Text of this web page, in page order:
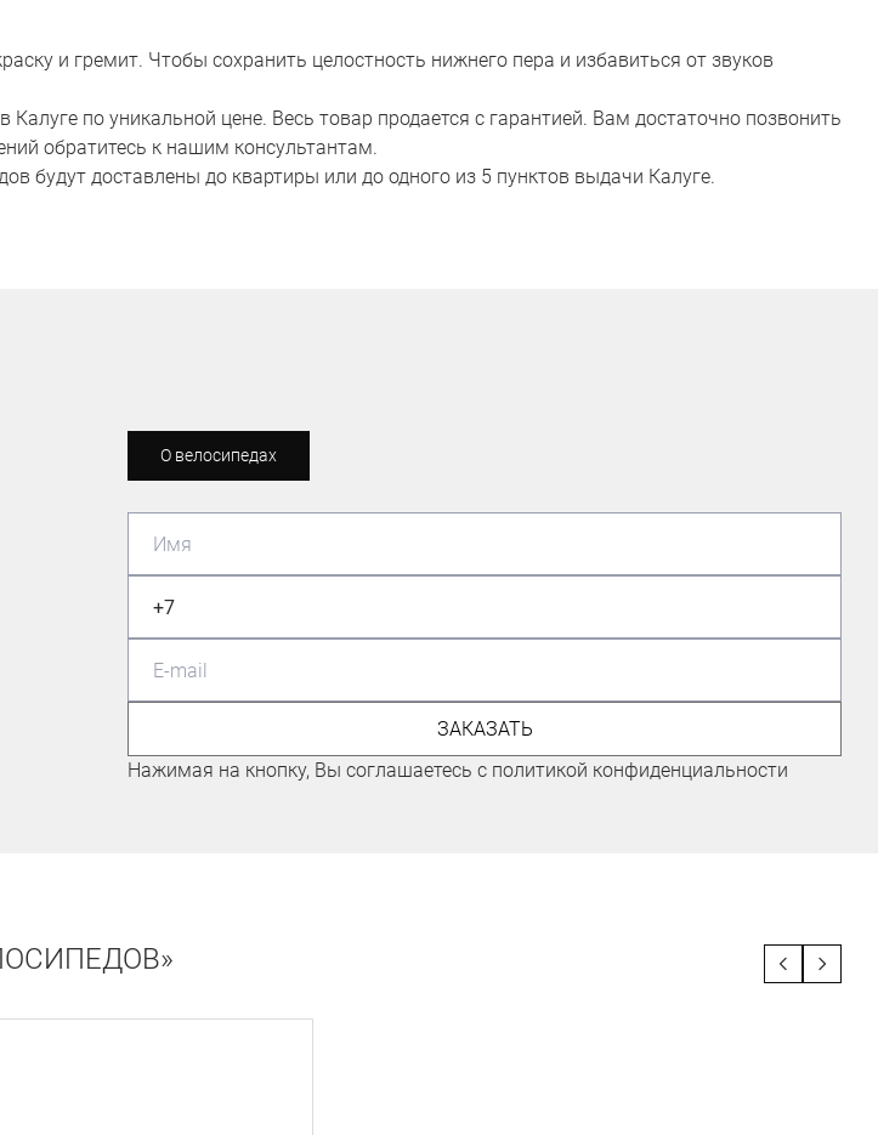
и гремит. Чтобы сохранить целостность нижнего пера и избавиться от звуков
по уникальной цене. Весь товар продается с гарантией. Вам достаточно позвонить
обратитесь к нашим консультантам.
будут доставлены до квартиры или до одного из 5 пунктов выдачи Калуге.
О велосипедах
МАСТЕР СПОРТА ПО
МАУНТИНБАЙКУ
ГОНЩИК КОМАНДЫ "ГОРНЫЕ
Иванов Иван
ЗАКАЗАТЬ
Нажимая на кнопку, Вы соглашаетесь с политикой конфиденциальности